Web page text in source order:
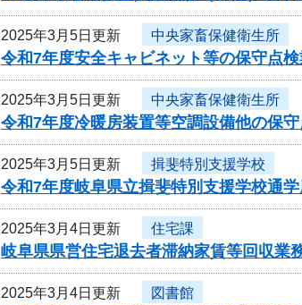
2025年3月5日更新 中央家畜保健衛生所
令和7年度安全キャビネット等の保守点
2025年3月5日更新 中央家畜保健衛生所
令和7年度冷暖房装置等空調設備他の保
2025年3月5日更新 揖斐特別支援学校
令和7年度岐阜県立揖斐特別支援学校通
2025年3月4日更新 住宅課
岐阜県県営住宅退去者滞納家賃等回収業
2025年3月4日更新 図書館